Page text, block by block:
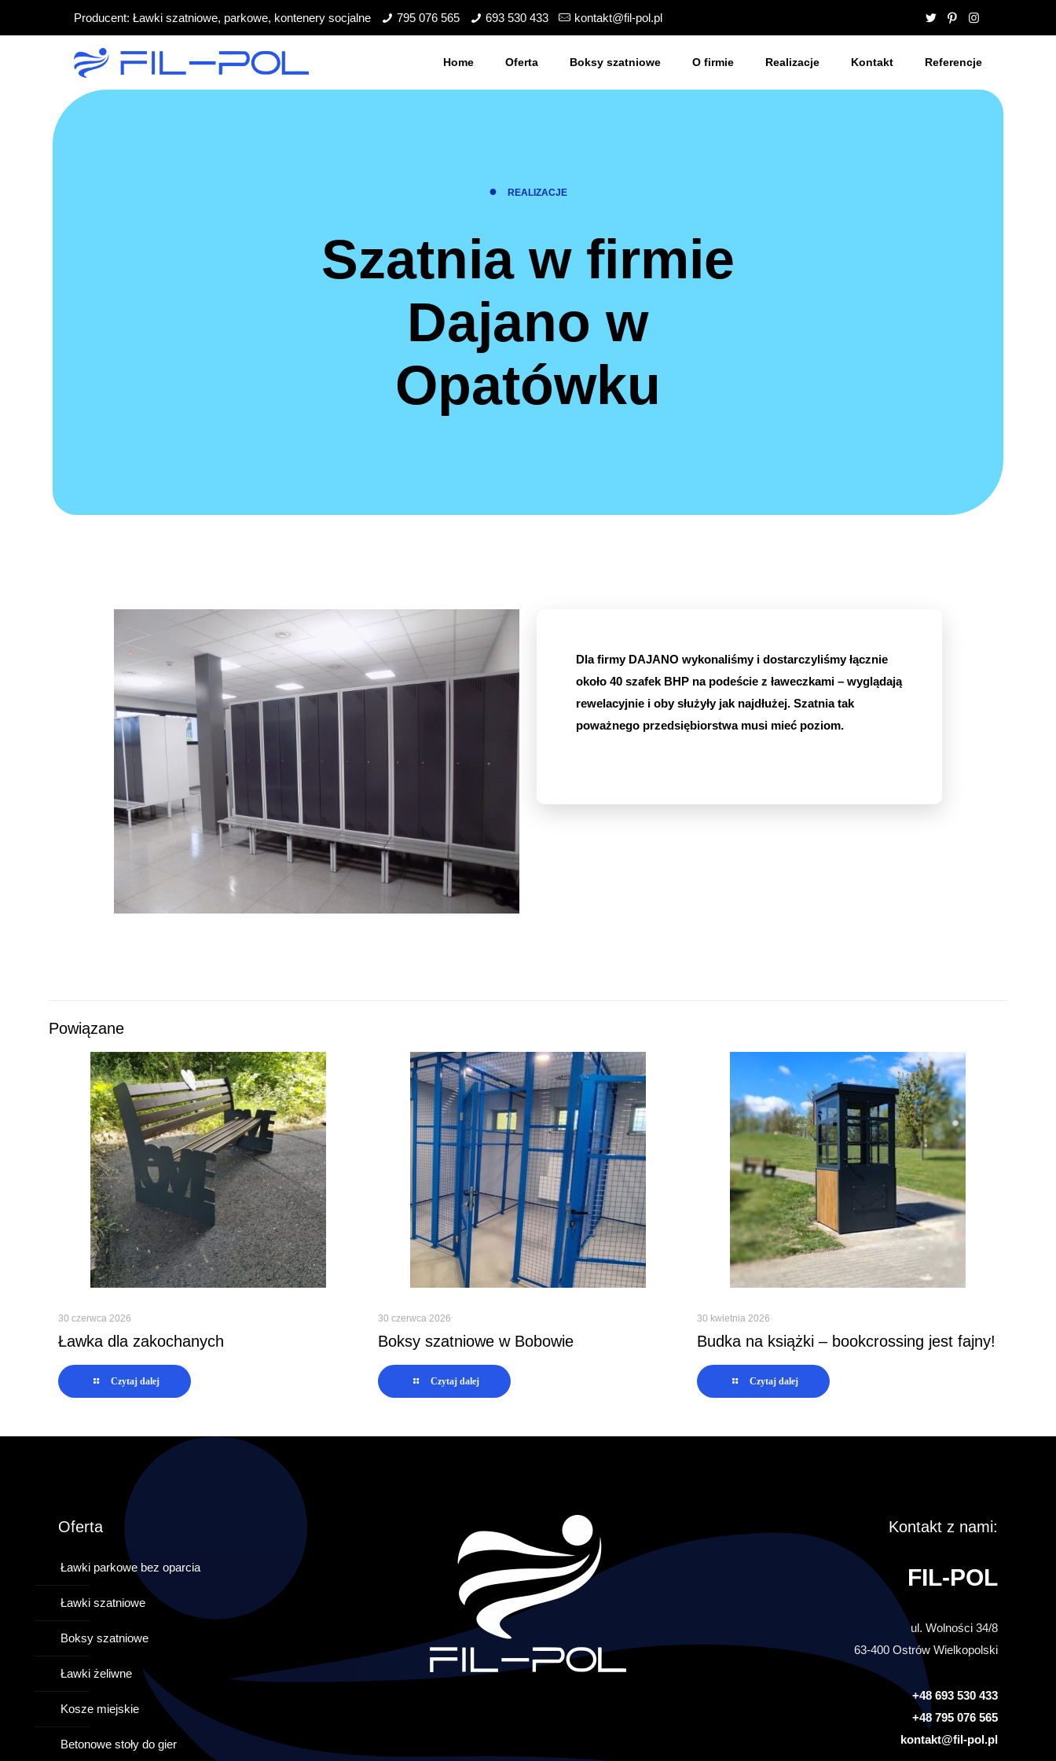
Producent: Ławki szatniowe, parkowe, kontenery socjalne 795 076 565 693 530 433 kontakt@fil-pol.pl
Home Oferta Boksy szatniowe O firmie Realizacje Kontakt Referencje
● REALIZACJE
Szatnia w firmie
Dajano w
Opatówku
Dla firmy DAJANO wykonaliśmy i dostarczyliśmy łącznie
około 40 szafek BHP na podeście z ławeczkami – wyglądają
rewelacyjnie i oby służyły jak najdłużej. Szatnia tak
poważnego przedsiębiorstwa musi mieć poziom.
Powiązane
30 czerwca 2026
Ławka dla zakochanych
Czytaj dalej
30 czerwca 2026
Boksy szatniowe w Bobowie
Czytaj dalej
30 kwietnia 2026
Budka na książki – bookcrossing jest fajny!
Czytaj dalej
Oferta
Ławki parkowe bez oparcia
Ławki szatniowe
Boksy szatniowe
Ławki żeliwne
Kosze miejskie
Betonowe stoły do gier
Kontakt z nami:
FIL-POL
ul. Wolności 34/8
63-400 Ostrów Wielkopolski
+48 693 530 433
+48 795 076 565
kontakt@fil-pol.pl